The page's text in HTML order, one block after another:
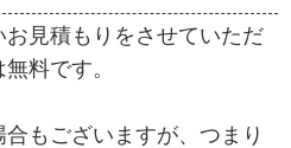
見積もりをさせていただ
料です。
もございますが、つまり